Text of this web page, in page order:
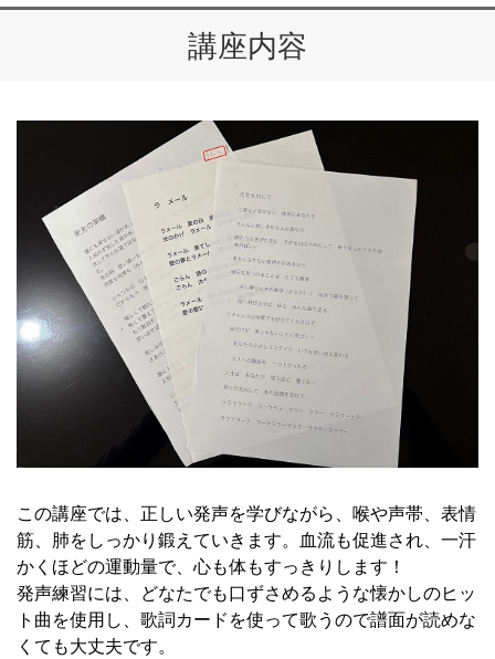
講座内容
この講座では、正しい発声を学びながら、喉や声帯、表情
筋、肺をしっかり鍛えていきます。血流も促進され、一汗
かくほどの運動量で、心も体もすっきりします！
発声練習には、どなたでも口ずさめるような懐かしのヒッ
ト曲を使用し、歌詞カードを使って歌うので譜面が読めな
くても大丈夫です。